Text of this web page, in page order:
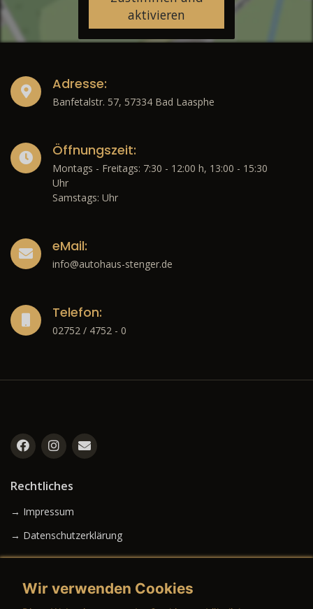
aktivieren
Adresse:
Banfetalstr. 57, 57334 Bad Laasphe
Öffnungszeit:
Montags - Freitags: 7:30 - 12:00 h, 13:00 - 15:30
Uhr
Samstags: Uhr
eMail:
info@autohaus-stenger.de
Telefon:
02752 / 4752 - 0
Rechtliches
→ Impressum
→ Datenschutzerklärung
Wir verwenden Cookies